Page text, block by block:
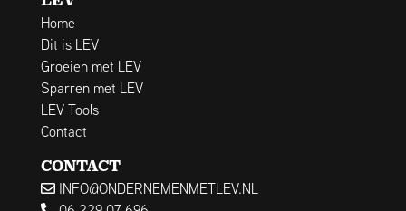
Home
Dit is LEV
Groeien met LEV
Sparren met LEV
LEV Tools
Contact
CONTACT
INFO@ONDERNEMENMETLEV.NL